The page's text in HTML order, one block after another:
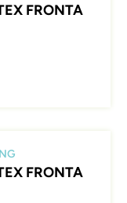
FRONTA
FRONTA